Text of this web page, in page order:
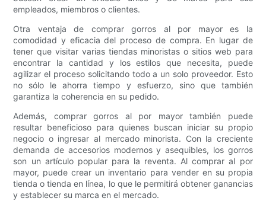
empleados, miembros o clientes.
Otra ventaja de comprar gorros al por mayor es la
comodidad y eficacia del proceso de compra. En lugar de
tener que visitar varias tiendas minoristas o sitios web para
encontrar la cantidad y los estilos que necesita, puede
agilizar el proceso solicitando todo a un solo proveedor. Esto
no sólo le ahorra tiempo y esfuerzo, sino que también
garantiza la coherencia en su pedido.
Además, comprar gorros al por mayor también puede
resultar beneficioso para quienes buscan iniciar su propio
negocio o ingresar al mercado minorista. Con la creciente
demanda de accesorios modernos y asequibles, los gorros
son un artículo popular para la reventa. Al comprar al por
mayor, puede crear un inventario para vender en su propia
tienda o tienda en línea, lo que le permitirá obtener ganancias
y establecer su marca en el mercado.